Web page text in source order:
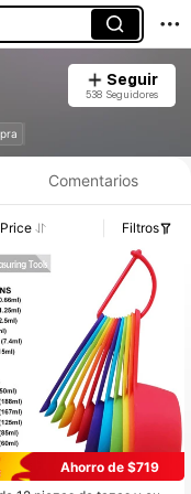
Seguir
538 Seguidores
Comentarios
Price Filtros
Ahorro de $719